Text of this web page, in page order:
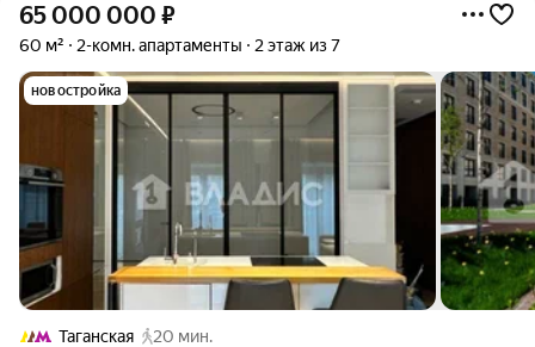
65 000 000 ₽
60 м² 2-комн. апартаменты 2 этаж из 7
новостройка
Таганская
20 мин.